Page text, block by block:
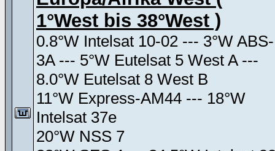
1°West bis 38°West )
0.8°W Intelsat 10-02 --- 3°W ABS-
3A --- 5°W Eutelsat 5 West A ---
8.0°W Eutelsat 8 West B
11°W Express-AM44 --- 18°W
Intelsat 37e
20°W NSS 7